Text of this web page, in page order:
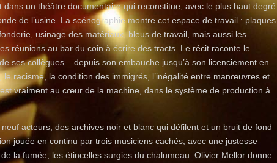
dans un théâtre documentaire qui reconstitue, avec le plus haut degré
de l’usine. La scénographie montre cet espace de travail : plaques
usinage des matériaux, bleus de travail, mais aussi les
réunions au bar du coin à écrire des tracts. Le récit raconte le
ses collègues – depuis son embauche jusqu’à son licenciement en
le racisme, la condition des immigrés, l’inégalité entre manœuvres et
vraiment au cœur de la machine, dans le système de production à
acteurs, des archives noir et blanc qui défilent et un bruit de fond
jouée en continu par trois musiciens cachés, avec une justesse
la fumée, les étincelles surgies du chalumeau. Olivier Mellor donne